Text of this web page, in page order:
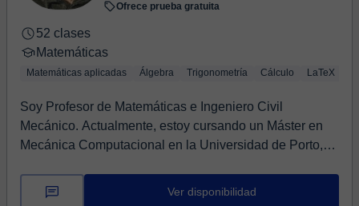
Ofrece prueba gratuita
52 clases
Matemáticas
Matemáticas aplicadas Álgebra Trigonometría Cálculo LaTeX
Soy Profesor de Matemáticas e Ingeniero Civil
Mecánico. Actualmente, estoy cursando un Máster en
Mecánica Computacional en la Universidad de Porto,
Ver disponibilidad